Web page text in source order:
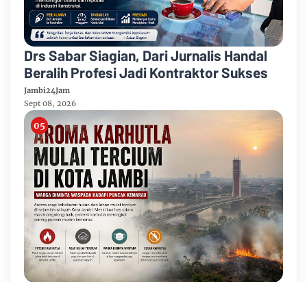
Drs Sabar Siagian, Dari Jurnalis Handal
Beralih Profesi Jadi Kontraktor Sukses
Jambi24Jam
Sept 08, 2026